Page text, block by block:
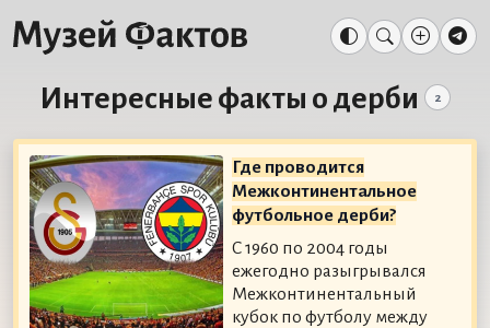
Интересные факты о дерби 2
Где проводится
Межконтинентальное
футбольное дерби?
С 1960 по 2004 годы
ежегодно разыгрывался
Межконтинентальный
кубок по футболу между